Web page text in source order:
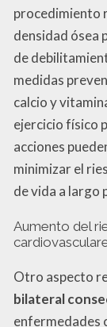
procedimiento
densidad ósea
de
medidas
calcio y
ejercicio físico
acciones
minimizar el
de vida a largo
Aumento del
Otro aspecto
bilateral
enfermedades